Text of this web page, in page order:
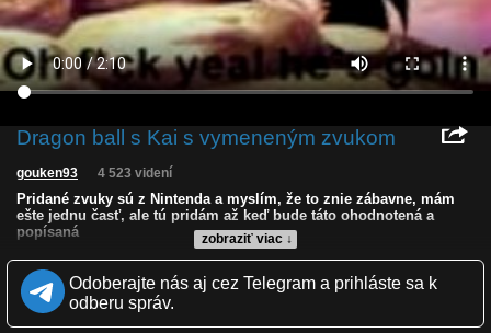
Dragon ball s Kai s vymeneným zvukom
zobraziť viac ↓
gouken93 4 523 videní
Pridané zvuky sú z Nintenda a myslím, že to znie zábavne, mám
ešte jednu časť, ale tú pridám až keď bude táto ohodnotená a
popísaná
Kvalita:
Zverejnené: 19.9.2011 9:02
Páči sa: 100% (3 hlasov)
Obľúbené: 1
Odoberajte nás aj cez Telegram a prihláste sa k
odberu správ.